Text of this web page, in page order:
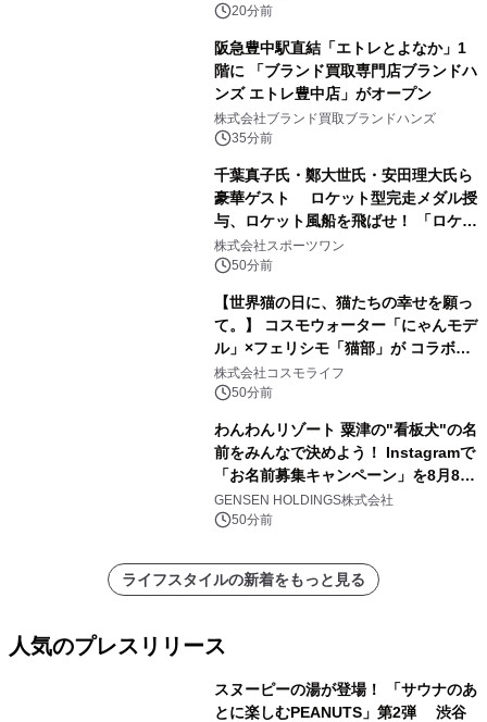
20分前
阪急豊中駅直結「エトレとよなか」1
階に 「ブランド買取専門店ブランドハ
ンズ エトレ豊中店」がオープン
株式会社ブランド買取ブランドハンズ
35分前
千葉真子氏・鄭大世氏・安田理大氏ら
豪華ゲスト ロケット型完走メダル授
与、ロケット風船を飛ばせ！ 「ロケッ
トマラソン2026」開催
株式会社スポーツワン
50分前
【世界猫の日に、猫たちの幸せを願っ
て。】 コスモウォーター「にゃんモデ
ル」×フェリシモ「猫部」が コラボキ
ャンペーンを実施
株式会社コスモライフ
50分前
わんわんリゾート 粟津の"看板犬"の名
前をみんなで決めよう！ Instagramで
「お名前募集キャンペーン」を8月8日
(土)より開催
GENSEN HOLDINGS株式会社
50分前
ライフスタイルの新着をもっと見る
人気のプレスリリース
スヌーピーの湯が登場！ 「サウナのあ
とに楽しむPEANUTS」第2弾 渋谷